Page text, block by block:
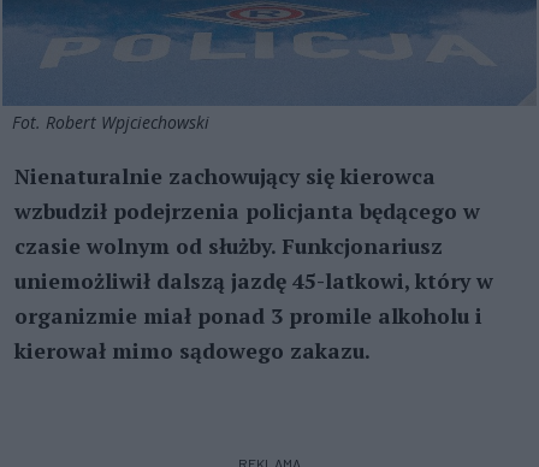
Fot. Robert Wpjciechowski
Nienaturalnie zachowujący się kierowca
wzbudził podejrzenia policjanta będącego w
czasie wolnym od służby. Funkcjonariusz
uniemożliwił dalszą jazdę 45-latkowi, który w
organizmie miał ponad 3 promile alkoholu i
kierował mimo sądowego zakazu.
REKLAMA